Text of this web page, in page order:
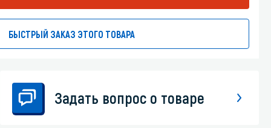
БЫСТРЫЙ ЗАКАЗ ЭТОГО ТОВАРА
Задать вопрос о товаре